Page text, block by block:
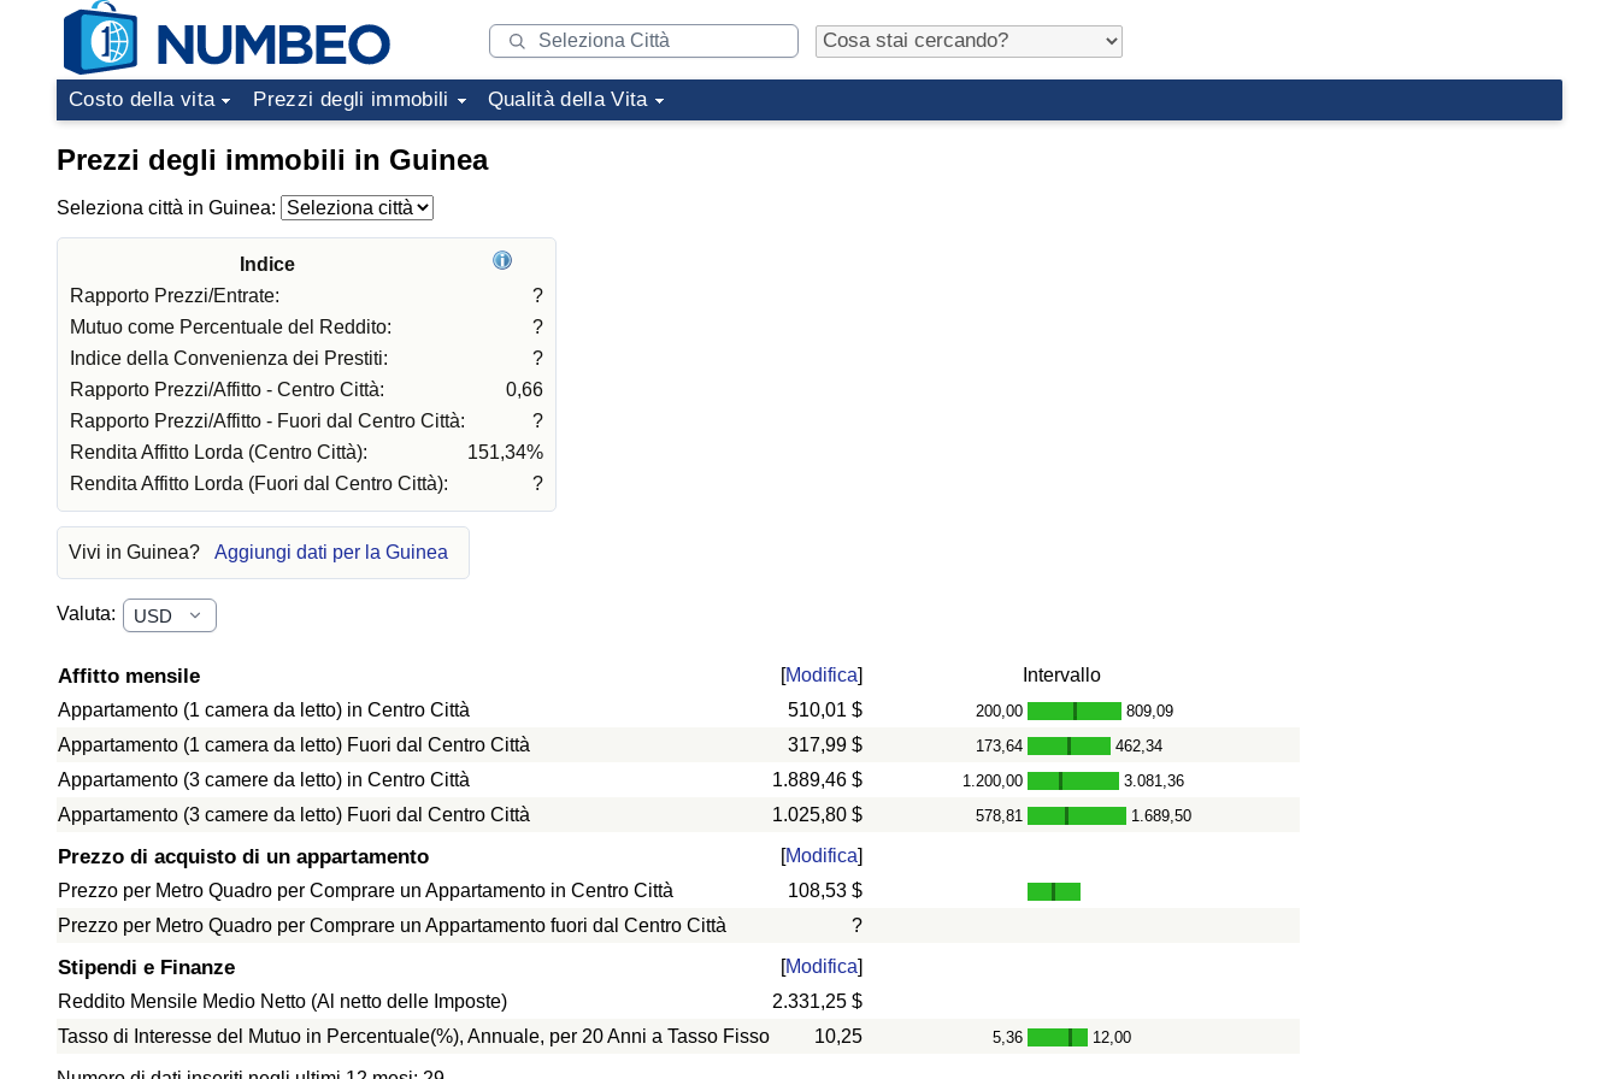
Costo della vita Prezzi degli immobili Qualità della Vita
Prezzi degli immobili in Guinea
Seleziona città in Guinea:
Indice
Rapporto Prezzi/Entrate:
?
Mutuo come Percentuale del Reddito:
?
Indice della Convenienza dei Prestiti:
?
Rapporto Prezzi/Affitto - Centro Città:
0,66
Rapporto Prezzi/Affitto - Fuori dal Centro Città:
?
Rendita Affitto Lorda (Centro Città):
151,34%
Rendita Affitto Lorda (Fuori dal Centro Città):
?
Vivi in Guinea? Aggiungi dati per la Guinea
Valuta:
Affitto mensile [Modifica]
Intervallo
Appartamento (1 camera da letto) in Centro Città
510,01 $ 200,00 - 809,09
Appartamento (1 camera da letto) Fuori dal Centro Città 317,99 $ 173,64 - 462,34
Appartamento (3 camere da letto) in Centro Città 1.889,46 $ 1.200,00 - 3.081,36
Appartamento (3 camere da letto) Fuori dal Centro Città 1.025,80 $ 578,81 - 1.689,50
Prezzo di acquisto di un appartamento [Modifica]
Prezzo per Metro Quadro per Comprare un Appartamento in Centro Città
108,53 $
Prezzo per Metro Quadro per Comprare un Appartamento fuori dal Centro Città
?
Stipendi e Finanze [Modifica]
Reddito Mensile Medio Netto (Al netto delle Imposte)
2.331,25 $
Tasso di Interesse del Mutuo in Percentuale(%), Annuale, per 20 Anni a Tasso Fisso
10,25 5,36 - 12,00